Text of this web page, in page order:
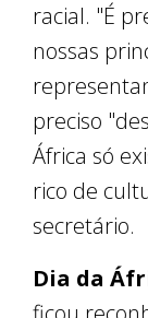
racial. "É
nossas
preciso
África só
rico de
secretário.
Dia da